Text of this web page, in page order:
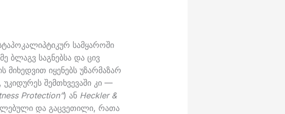
სამყაროში
ბლაგვ საგნებსა და ცივ
მიხედვით იყენებს უზარმაზარ
შემთხვევაში კი —
Protection”) ან Heckler &
და გაცვეთილი, რათა